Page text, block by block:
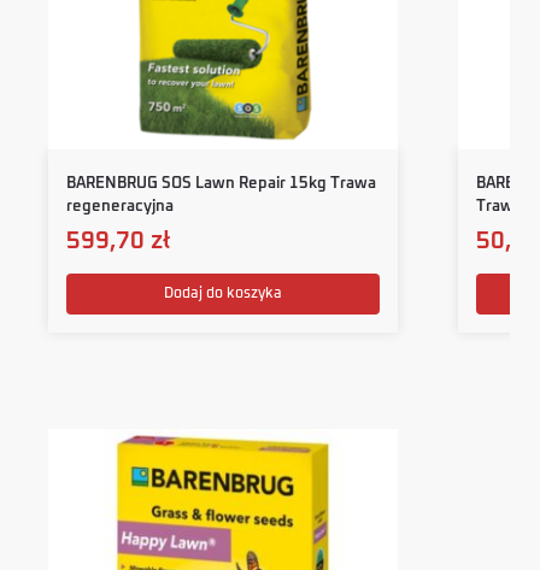
BARENBRUG SOS Lawn Repair 15kg Trawa
regeneracyjna
599,70 zł
Dodaj do koszyka
Trawa